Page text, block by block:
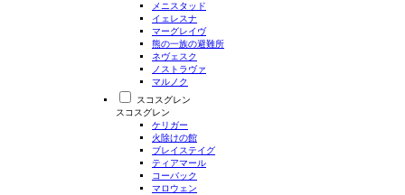
メニスタッド
イェレスナ
マーグレイヴ
熊の一族の避難所
ネヴェスク
ノストラヴァ
マルノク
スコスグレン
スコスグレン
ケリガー
火除けの館
ブレイステイグ
ティアマール
コーバック
マロウェン